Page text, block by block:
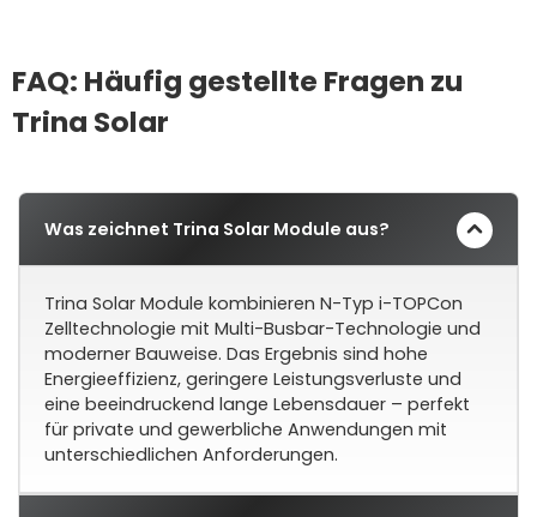
FAQ: Häufig gestellte Fragen zu
Trina Solar
Was zeichnet Trina Solar Module aus?
Trina Solar Module kombinieren N-Typ i-TOPCon
Zelltechnologie mit Multi-Busbar-Technologie und
moderner Bauweise. Das Ergebnis sind hohe
Energieeffizienz, geringere Leistungsverluste und
eine beeindruckend lange Lebensdauer – perfekt
für private und gewerbliche Anwendungen mit
unterschiedlichen Anforderungen.